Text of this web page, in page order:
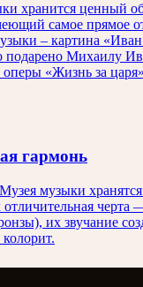
хранится ценный
самое прямое
– картина
подарено Михаилу
«Жизнь за
гармонь
музыки хранятся
черта
их звучание